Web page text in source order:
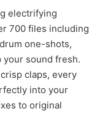
electrifying
700 files including
one-shots,
your sound fresh.
claps, every
into your
to original